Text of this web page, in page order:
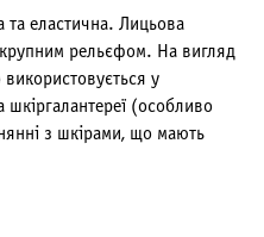
та еластична. Лицьова
рельєфом. На вигляд
у
шкіргалантереї (особливо
з шкірами, що мають